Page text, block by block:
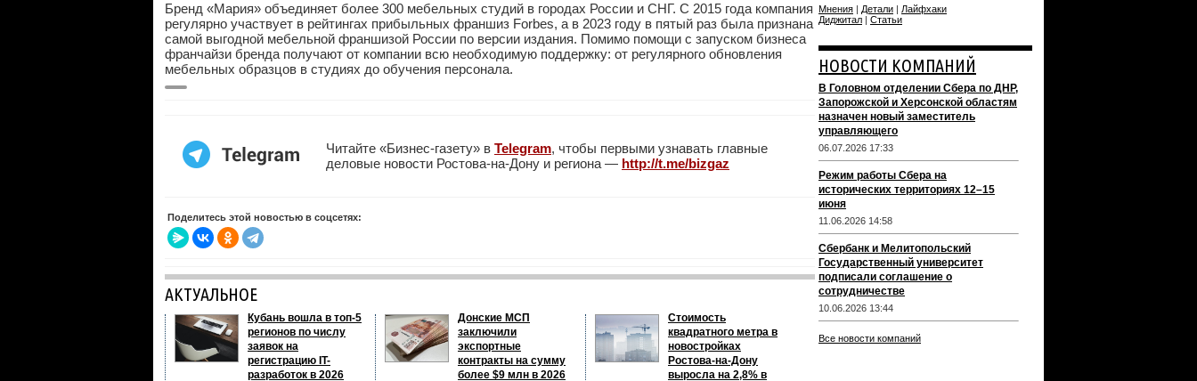
Бренд «Мария» объединяет более 300 мебельных студий в городах России и СНГ. С 2015 года компания
регулярно участвует в рейтингах прибыльных франшиз Forbes, а в 2023 году в пятый раз была признана
самой выгодной мебельной франшизой России по версии издания. Помимо помощи с запуском бизнеса
франчайзи бренда получают от компании всю необходимую поддержку: от регулярного обновления
мебельных образцов в студиях до обучения персонала.
Читайте «Бизнес-газету» в Telegram, чтобы первыми узнавать главные
деловые новости Ростова-на-Дону и региона — http://t.me/bizgaz
Поделитесь этой новостью в соцсетях:
АКТУАЛЬНОЕ
Кубань вошла в топ-5
регионов по числу
заявок на
регистрацию IT-
разработок в 2026
Донские МСП
заключили
экспортные
контракты на сумму
более $9 млн в 2026
Стоимость
квадратного метра в
новостройках
Ростова-на-Дону
выросла на 2,8% в
Мнения | Детали | Лайфхаки
Диджитал | Статьи
НОВОСТИ КОМПАНИЙ
В Головном отделении Сбера по ДНР,
Запорожской и Херсонской областям
назначен новый заместитель
управляющего
06.07.2026 17:33
Режим работы Сбера на
исторических территориях 12–15
июня
11.06.2026 14:58
Сбербанк и Мелитопольский
Государственный университет
подписали соглашение о
сотрудничестве
10.06.2026 13:44
Все новости компаний